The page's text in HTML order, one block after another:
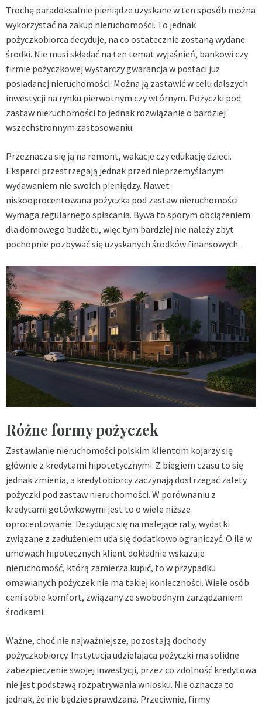
Trochę paradoksalnie pieniądze uzyskane w ten sposób można
wykorzystać na zakup nieruchomości. To jednak
pożyczkobiorca decyduje, na co ostatecznie zostaną wydane
środki. Nie musi składać na ten temat wyjaśnień, bankowi czy
firmie pożyczkowej wystarczy gwarancja w postaci już
posiadanej nieruchomości. Można ją zastawić w celu dalszych
inwestycji na rynku pierwotnym czy wtórnym. Pożyczki pod
zastaw nieruchomości to jednak rozwiązanie o bardziej
wszechstronnym zastosowaniu.
Przeznacza się ją na remont, wakacje czy edukację dzieci.
Eksperci przestrzegają jednak przed nieprzemyślanym
wydawaniem nie swoich pieniędzy. Nawet
niskooprocentowana pożyczka pod zastaw nieruchomości
wymaga regularnego spłacania. Bywa to sporym obciążeniem
dla domowego budżetu, więc tym bardziej nie należy zbyt
pochopnie pozbywać się uzyskanych środków finansowych.
Różne formy pożyczek
Zastawianie nieruchomości polskim klientom kojarzy się
głównie z kredytami hipotetycznymi. Z biegiem czasu to się
jednak zmienia, a kredytobiorcy zaczynają dostrzegać zalety
pożyczki pod zastaw nieruchomości. W porównaniu z
kredytami gotówkowymi jest to o wiele niższe
oprocentowanie. Decydując się na malejące raty, wydatki
związane z zadłużeniem uda się dodatkowo ograniczyć. O ile w
umowach hipotecznych klient dokładnie wskazuje
nieruchomość, którą zamierza kupić, to w przypadku
omawianych pożyczek nie ma takiej konieczności. Wiele osób
ceni sobie komfort, związany ze swobodnym zarządzaniem
środkami.
Ważne, choć nie najważniejsze, pozostają dochody
pożyczkobiorcy. Instytucja udzielająca pożyczki ma solidne
zabezpieczenie swojej inwestycji, przez co zdolność kredytowa
nie jest podstawą rozpatrywania wniosku. Nie oznacza to
jednak, że nie będzie sprawdzana. Przeciwnie, firmy